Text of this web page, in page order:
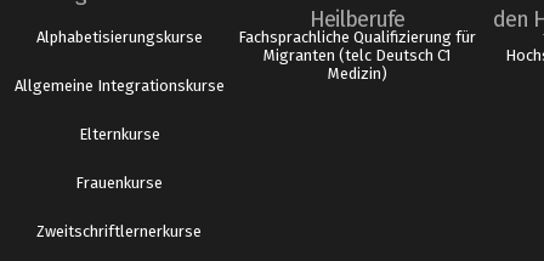
Alphabetisierungskurse
Allgemeine Integrationskurse
Elternkurse
Frauenkurse
Zweitschriftlernerkurse
Heilberufe
Fachsprachliche Qualifizierung für
Migranten (telc Deutsch C1
Medizin)
den